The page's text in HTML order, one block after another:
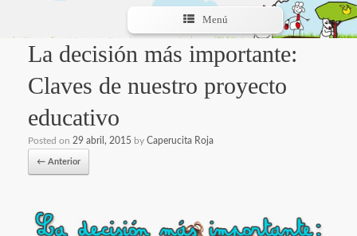
Menú
La decisión más importante:
Claves de nuestro proyecto
educativo
Posted on 29 abril, 2015 by Caperucita Roja
← Anterior